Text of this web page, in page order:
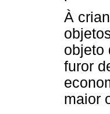
À
objeto
furor
maior